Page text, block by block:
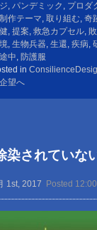
, パンデミック , プロダ
作テーマ, 取り組む, 奇
, 提案, 救急カプセル,
, 生物兵器, 生還, 疾病,
中, 防護服
in
望へ
染されてい
1st, 2017 Posted 12:00